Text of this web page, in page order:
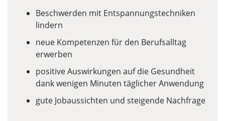
Beschwerden mit Entspannungstechniken
lindern
neue Kompetenzen für den Berufsalltag
erwerben
positive Auswirkungen auf die Gesundheit
dank wenigen Minuten täglicher Anwendung
gute Jobaussichten und steigende Nachfrage